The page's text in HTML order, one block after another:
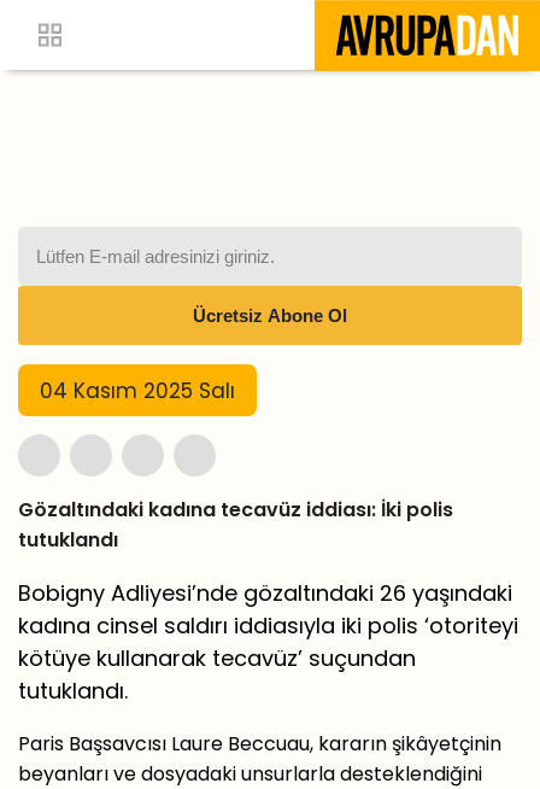
04 Kasım 2025 Salı
Gözaltındaki kadına tecavüz iddiası: İki polis
tutuklandı
Bobigny Adliyesi’nde gözaltındaki 26 yaşındaki
kadına cinsel saldırı iddiasıyla iki polis ‘otoriteyi
kötüye kullanarak tecavüz’ suçundan
tutuklandı.
Paris Başsavcısı Laure Beccuau, kararın şikâyetçinin
beyanları ve dosyadaki unsurlarla desteklendiğini